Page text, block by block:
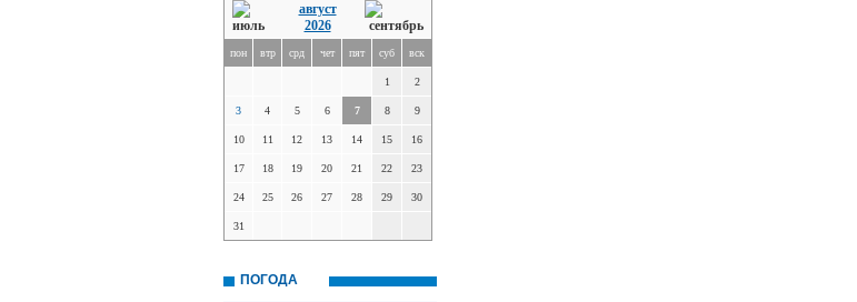
август
2026
пон втр срд чет пят суб вск
1 2
3 4 5 6 7 8 9
10 11 12 13 14 15 16
17 18 19 20 21 22 23
24 25 26 27 28 29 30
31
ПОГОДА